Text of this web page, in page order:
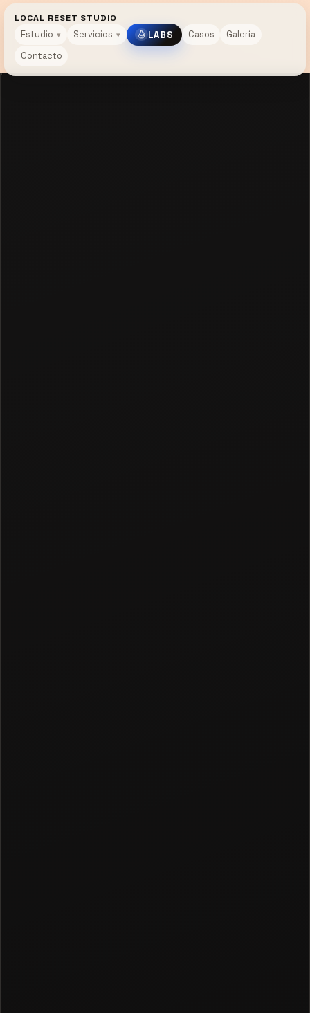
LOCAL RESET STUDIO
Estudio Servicios LABS Casos
Galería
Contacto